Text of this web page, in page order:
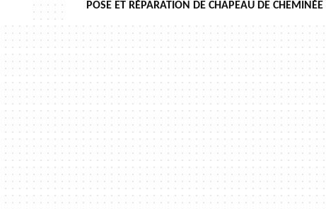
POSE ET RÉPARATION DE CHAPEAU DE